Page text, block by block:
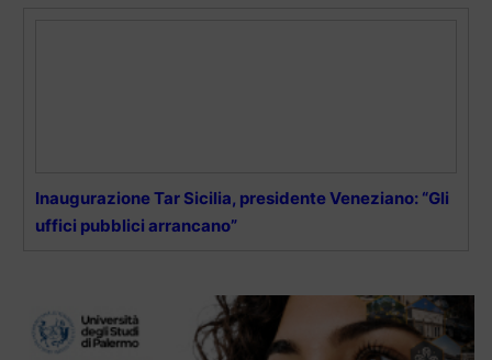
Inaugurazione Tar Sicilia, presidente Veneziano: “Gli
uffici pubblici arrancano”